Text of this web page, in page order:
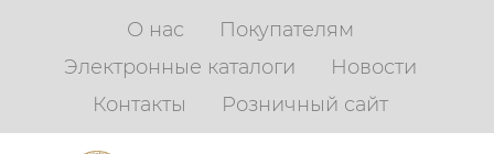
О нас
Покупателям
Электронные каталоги
Новости
Контакты
Розничный сайт